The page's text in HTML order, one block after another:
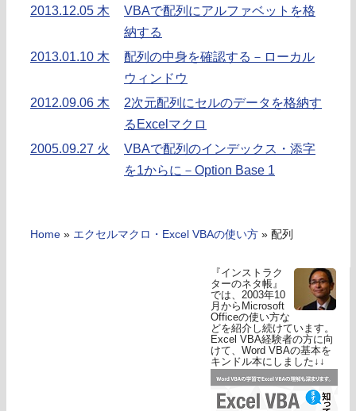
2013.12.05 木
VBAで配列にアルファベットを格
納する
2013.01.10 木
配列の中身を確認する－ローカル
ウィンドウ
2012.09.06 木
2次元配列にセルのデータを格納す
るExcelマクロ
2005.09.27 火
VBAで配列のインデックス・添字
を1からに－Option Base 1
Home » エクセルマクロ・Excel VBAの使い方 » 配列
『インストラク
ターのネタ帳』
では、2003年10
月からMicrosoft
Officeの使い方な
どを紹介し続けています。
Excel VBA経験者の方に向
けて、Word VBAの基本を
キンドル本にしました↓↓